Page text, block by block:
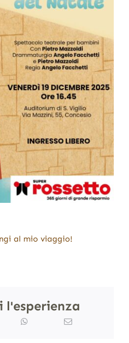
al mio viaggio!
l'esperienza